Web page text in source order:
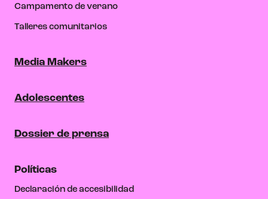
Campamento de verano
Talleres comunitarios
Media Makers
Adolescentes
Dossier de prensa
Políticas
Declaración de accesibilidad